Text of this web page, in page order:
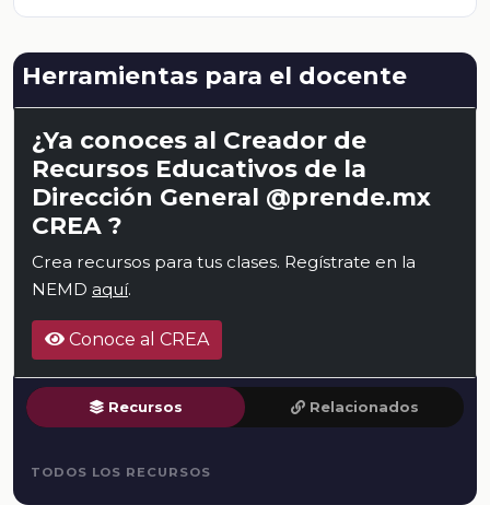
Herramientas para el docente
¿Ya conoces al Creador de
Recursos Educativos de la
Dirección General @prende.mx
CREA ?
Crea recursos para tus clases. Regístrate en la
NEMD aquí.
Conoce al CREA
Recursos Relacionados
TODOS LOS RECURSOS